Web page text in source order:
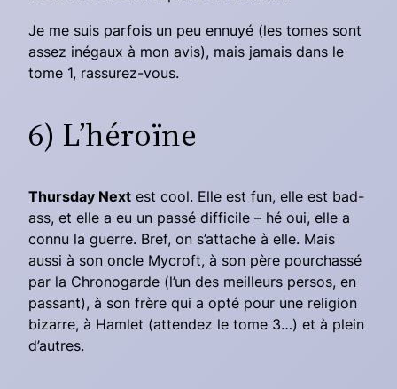
Je me suis parfois un peu ennuyé (les tomes sont
assez inégaux à mon avis), mais jamais dans le
tome 1, rassurez-vous.
6) L’héroïne
Thursday Next est cool. Elle est fun, elle est bad-
ass, et elle a eu un passé difficile – hé oui, elle a
connu la guerre. Bref, on s’attache à elle. Mais
aussi à son oncle Mycroft, à son père pourchassé
par la Chronogarde (l’un des meilleurs persos, en
passant), à son frère qui a opté pour une religion
bizarre, à Hamlet (attendez le tome 3…) et à plein
d’autres.